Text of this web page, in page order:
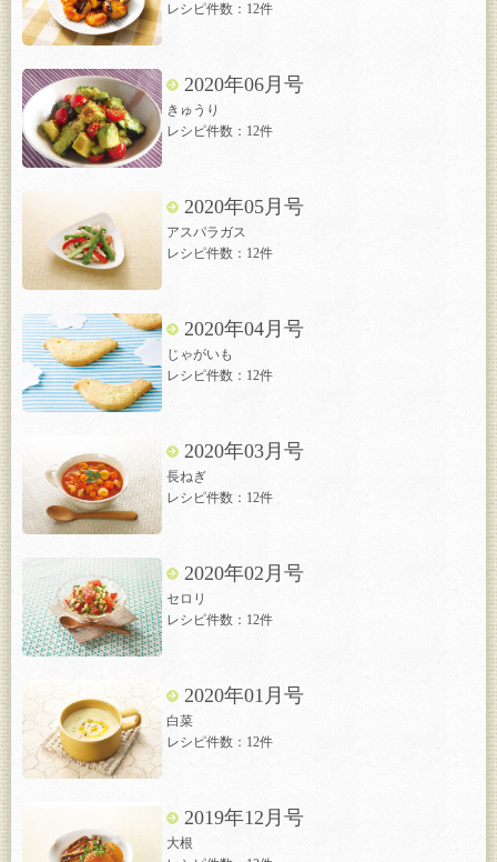
レシピ件数：12件
2020年06月号
きゅうり
レシピ件数：12件
2020年05月号
アスパラガス
レシピ件数：12件
2020年04月号
じゃがいも
レシピ件数：12件
2020年03月号
長ねぎ
レシピ件数：12件
2020年02月号
セロリ
レシピ件数：12件
2020年01月号
白菜
レシピ件数：12件
2019年12月号
大根